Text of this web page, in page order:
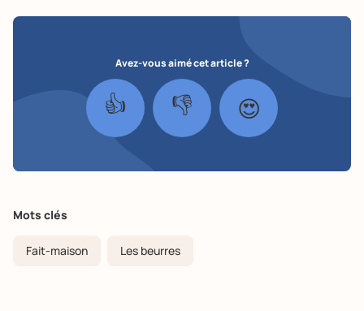
Avez-vous aimé cet article ?
👍 👎 😍
Mots clés
Fait-maison Les beurres